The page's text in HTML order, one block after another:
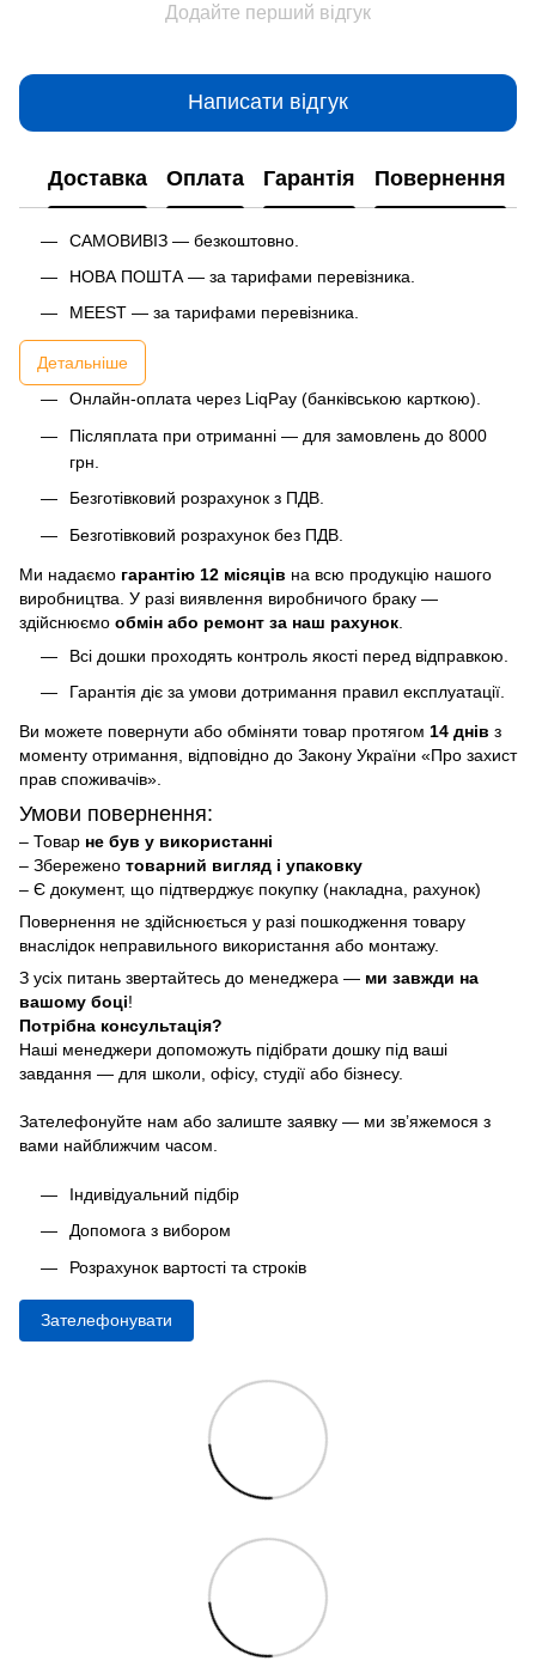
Додайте перший відгук
Написати відгук
Доставка Оплата Гарантія Повернення
САМОВИВІЗ — безкоштовно.
НОВА ПОШТА — за тарифами перевізника.
MEEST — за тарифами перевізника.
Детальніше
Онлайн-оплата через LiqPay (банківською карткою).
Післяплата при отриманні — для замовлень до 8000
грн.
Безготівковий розрахунок з ПДВ.
Безготівковий розрахунок без ПДВ.
Ми надаємо гарантію 12 місяців на всю продукцію нашого
виробництва. У разі виявлення виробничого браку —
здійснюємо обмін або ремонт за наш рахунок
Всі дошки проходять контроль якості перед відправкою.
Гарантія діє за умови дотримання правил експлуатації.
Ви можете повернути або обміняти товар протягом 14 днів з
моменту отримання, відповідно до Закону України «Про захист
прав споживачів».
Умови повернення:
– Товар не був у використанні
– Збережено товарний вигляд і упаковку
– Є документ, що підтверджує покупку (накладна, рахунок)
Повернення не здійснюється у разі пошкодження товару
внаслідок неправильного використання або монтажу.
З усіх питань звертайтесь до менеджера — ми завжди на
вашому боці!
Потрібна консультація?
Наші менеджери допоможуть підібрати дошку під ваші
завдання — для школи, офісу, студії або бізнесу.
Зателефонуйте нам або залиште заявку — ми зв’яжемося з
вами найближчим часом.
Індивідуальний підбір
Допомога з вибором
Розрахунок вартості та строків
Зателефонувати